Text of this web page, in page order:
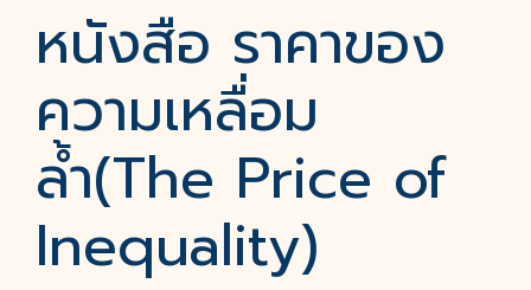
หนังสือ ราคาของ
ความเหลื่อม
ล้ำ(The Price of
Inequality)